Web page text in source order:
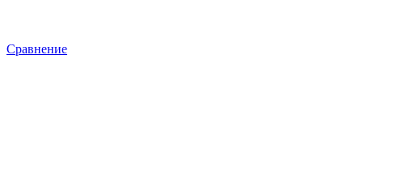
Сравнение